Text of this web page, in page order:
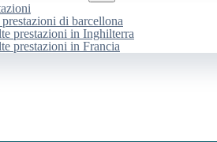
di barcellona
prestazioni in Inghilterra
prestazioni in Francia